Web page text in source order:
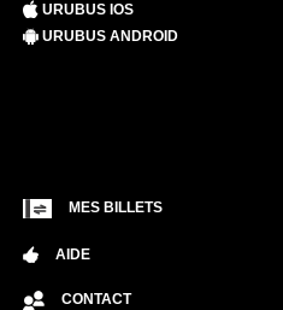
URUBUS IOS
URUBUS ANDROID
MES BILLETS
AIDE
CONTACT